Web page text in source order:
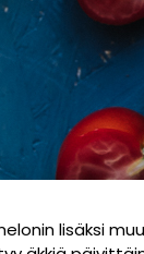
lisäksi